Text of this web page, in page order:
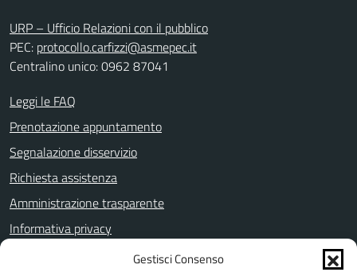
Gestisci Consenso
URP – Ufficio Relazioni con il pubblico
PEC: protocollo.carfizzi@asmepec.it
Centralino unico: 0962 87041
Leggi le FAQ
Prenotazione appuntamento
Segnalazione disservizio
Richiesta assistenza
Amministrazione trasparente
Informativa privacy